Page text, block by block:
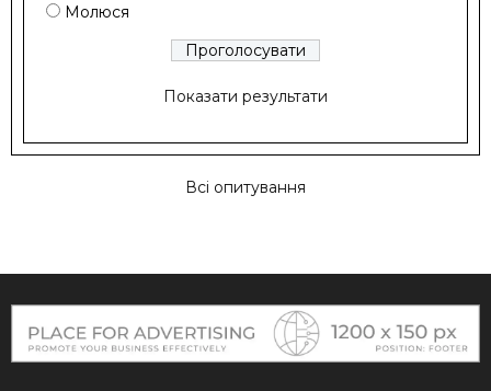
Молюся
Показати результати
Всі опитування